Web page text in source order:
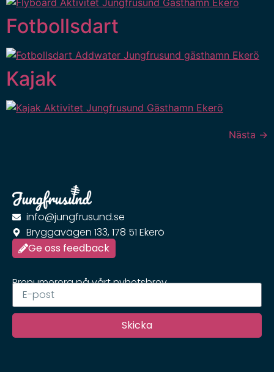
Fotbollsdart
Kajak
Nästa →
info@jungfrusund.se
Bryggavägen 133, 178 51 Ekerö
Ge oss feedback
Prenumerera på vårt nyhetsbrev
Skicka